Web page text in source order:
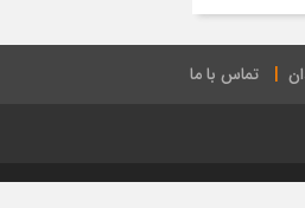
تماس با ما